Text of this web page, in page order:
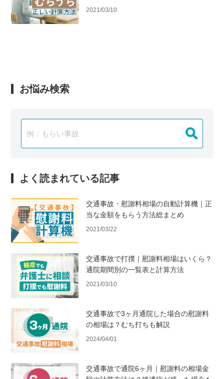
2021/03/10
お悩み検索
よく読まれている記事
交通事故・慰謝料相場の自動計算機｜正
当な金額をもらう方法総まとめ
2021/03/22
交通事故で打撲｜慰謝料相場はいくら？
通院期間別の一覧表と計算方法
2021/03/10
交通事故で3ヶ月通院した場合の慰謝料
の相場は？むち打ちも解説
2024/04/01
交通事故で通院6ヶ月｜慰謝料の相場金